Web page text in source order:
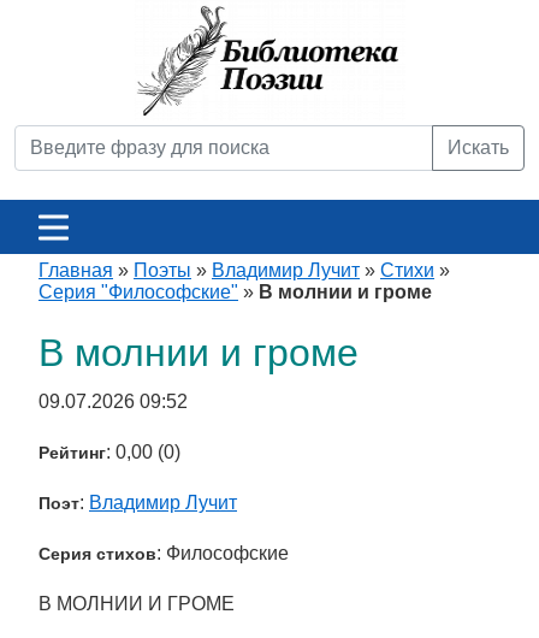
Искать
Главная » Поэты » Владимир Лучит » Стихи »
Серия "Философские" » В молнии и громе
В молнии и громе
09.07.2026 09:52
Рейтинг: 0,00 (0)
Поэт: Владимир Лучит
Серия стихов: Философские
В МОЛНИИ И ГРОМЕ